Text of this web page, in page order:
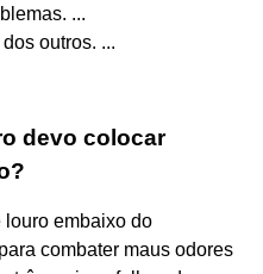
...
outros. ...
devo colocar
louro embaixo do
combater maus odores